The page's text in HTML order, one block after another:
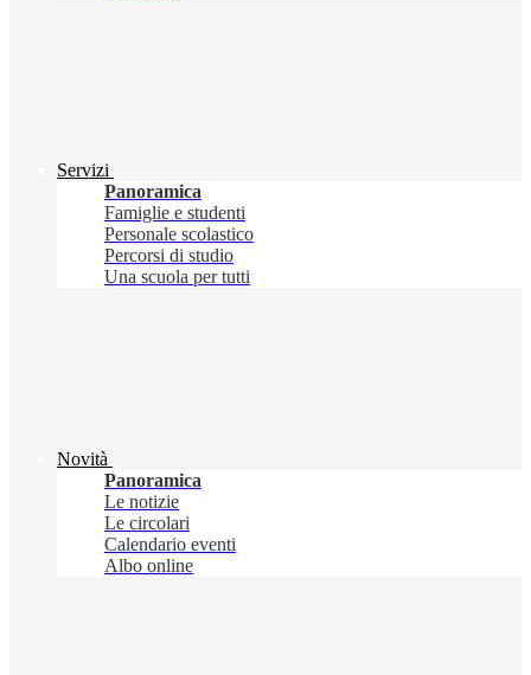
Servizi
Panoramica
Famiglie e studenti
Personale scolastico
Percorsi di studio
Una scuola per tutti
Novità
Panoramica
Le notizie
Le circolari
Calendario eventi
Albo online